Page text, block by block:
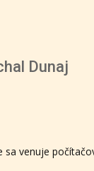
Dunaj
venuje